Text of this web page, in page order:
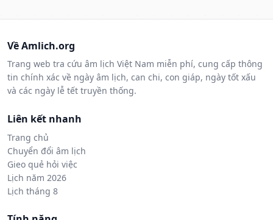
Về Amlich.org
Trang web tra cứu âm lịch Việt Nam miễn phí, cung cấp thông
tin chính xác về ngày âm lịch, can chi, con giáp, ngày tốt xấu
và các ngày lễ tết truyền thống.
Liên kết nhanh
Trang chủ
Chuyển đổi âm lịch
Gieo quẻ hỏi việc
Lịch năm 2026
Lịch tháng 8